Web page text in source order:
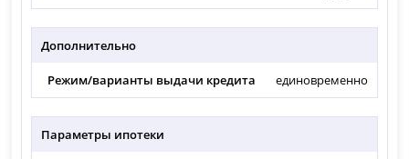
Дополнительно
Режим/варианты выдачи кредита единовременно
Параметры ипотеки